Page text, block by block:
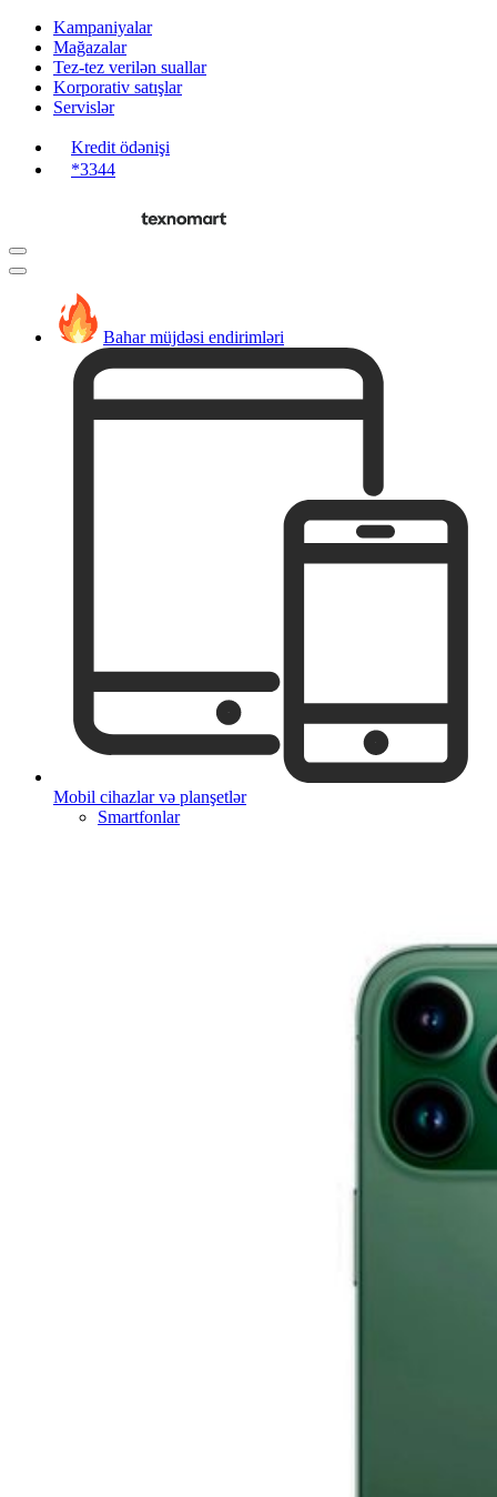
Kampaniyalar
Mağazalar
Tez-tez verilən suallar
Korporativ satışlar
Servislər
Kredit ödənişi
*3344
Bahar müjdəsi endirimləri
Mobil cihazlar və planşetlər
Smartfonlar